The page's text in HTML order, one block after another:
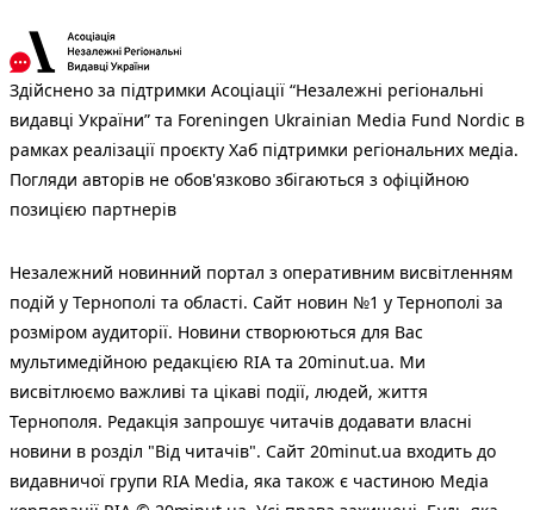
Здійснено за підтримки Асоціації “Незалежні регіональні
видавці України” та Foreningen Ukrainian Media Fund Nordic в
рамках реалізації проєкту Хаб підтримки регіональних медіа.
Погляди авторів не обов'язково збігаються з офіційною
позицією партнерів
Незалежний новинний портал з оперативним висвітленням
подій у Тернополі та області. Сайт новин №1 у Тернополі за
розміром аудиторії. Новини створюються для Вас
мультимедійною редакцією RIA та 20minut.ua. Ми
висвітлюємо важливі та цікаві події, людей, життя
Тернополя. Редакція запрошує читачів додавати власні
новини в розділ "Від читачів". Сайт 20minut.ua входить до
видавничої групи RIA Media, яка також є частиною Медіа